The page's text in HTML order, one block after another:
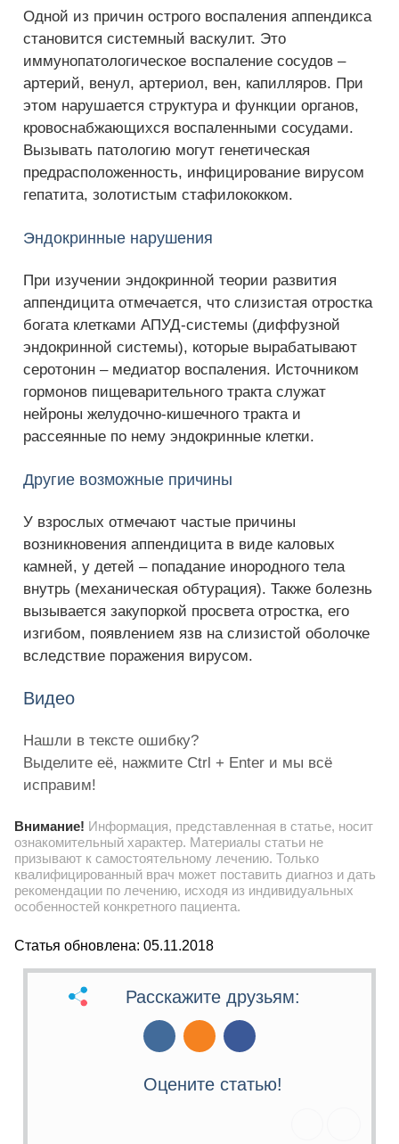
Одной из причин острого воспаления аппендикса
становится системный васкулит. Это
иммунопатологическое воспаление сосудов –
артерий, венул, артериол, вен, капилляров. При
этом нарушается структура и функции органов,
кровоснабжающихся воспаленными сосудами.
Вызывать патологию могут генетическая
предрасположенность, инфицирование вирусом
гепатита, золотистым стафилококком.
Эндокринные нарушения
При изучении эндокринной теории развития
аппендицита отмечается, что слизистая отростка
богата клетками АПУД-системы (диффузной
эндокринной системы), которые вырабатывают
серотонин – медиатор воспаления. Источником
гормонов пищеварительного тракта служат
нейроны желудочно-кишечного тракта и
рассеянные по нему эндокринные клетки.
Другие возможные причины
У взрослых отмечают частые причины
возникновения аппендицита в виде каловых
камней, у детей – попадание инородного тела
внутрь (механическая обтурация). Также болезнь
вызывается закупоркой просвета отростка, его
изгибом, появлением язв на слизистой оболочке
вследствие поражения вирусом.
Видео
Нашли в тексте ошибку?
Выделите её, нажмите Ctrl + Enter и мы всё
исправим!
Внимание! Информация, представленная в статье, носит
ознакомительный характер. Материалы статьи не
призывают к самостоятельному лечению. Только
квалифицированный врач может поставить диагноз и дать
рекомендации по лечению, исходя из индивидуальных
особенностей конкретного пациента.
Статья обновлена: 05.11.2018
Расскажите друзьям:
Оцените статью!